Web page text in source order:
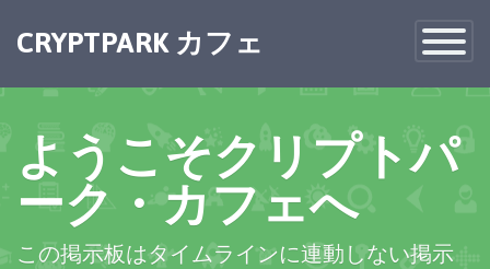
Toggle
CRYPTPARK カフェ
ようこそクリプトパ
ーク・カフェへ
この掲示板はタイムラインに連動しない掲示